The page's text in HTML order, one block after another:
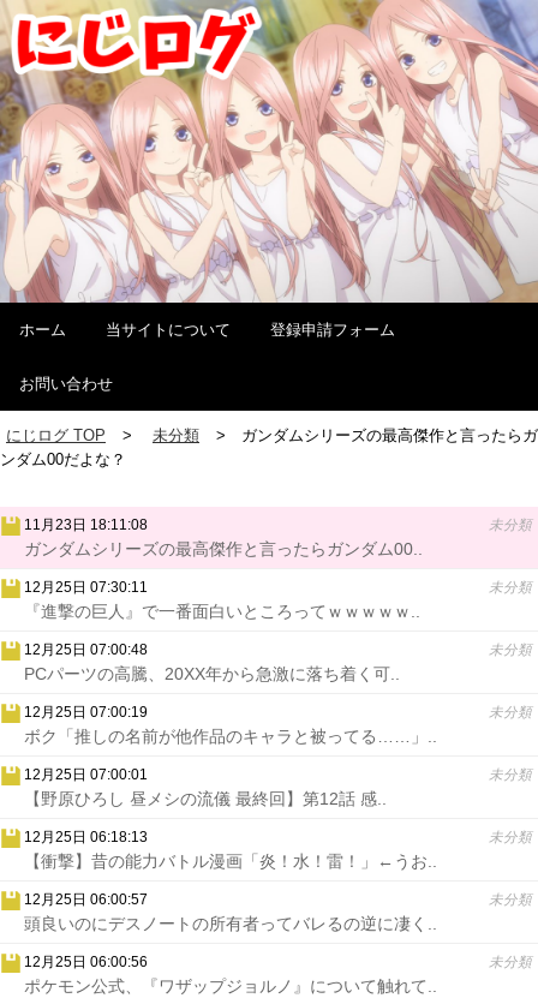
ホーム 当サイトについて 登録申請フォーム
お問い合わせ
にじログ TOP 未分類
ガンダムシリーズの最高傑作と言ったらガ
ンダム00だよな？
11月23日 18:11:08 未分類
ガンダムシリーズの最高傑作と言ったらガンダム00..
12月25日 07:30:11 未分類
『進撃の巨人』で一番面白いところってｗｗｗｗｗ..
12月25日 07:00:48 未分類
PCパーツの高騰、20XX年から急激に落ち着く可..
12月25日 07:00:19 未分類
ボク「推しの名前が他作品のキャラと被ってる……」..
12月25日 07:00:01 未分類
【野原ひろし 昼メシの流儀 最終回】第12話 感..
12月25日 06:18:13 未分類
【衝撃】昔の能力バトル漫画「炎！水！雷！」←うお..
12月25日 06:00:57 未分類
頭良いのにデスノートの所有者ってバレるの逆に凄く..
12月25日 06:00:56 未分類
ポケモン公式、『ワザップジョルノ』について触れて..